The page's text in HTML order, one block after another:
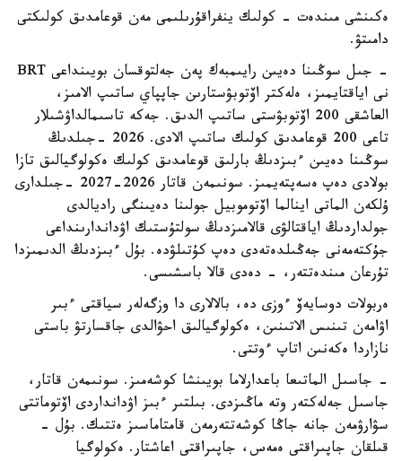
ەكىنشى مىندەت - كولىك ينفراقۇرىلىمى مەن قوعامدىق كولىكتى
دامىتۋ.
- جىل سوڭىنا دەيىن رايىمبەك پەن جەلتوقسان بويىنداعى BRT
نى اياقتايمىز، ەلەكتر اۆتوبۋستارىن جاپپاي ساتىپ الامىز،
العاشقى 200 اۆتوبۋستى ساتىپ الدىق. جەكە تاسىمالداۋشىلار
تاعى 200 قوعامدىق كولىك ساتىپ الادى. 2026 -جىلدىڭ
سوڭىنا دەيىن ءبىزدىڭ بارلىق قوعامدىق كولىك ەكولوگيالىق تازا
بولادى دەپ ەسەپتەيمىز. سونىمەن قاتار 2026-2027 -جىلدارى
ۇلكەن الماتى اينالما اۆتوموبيل جولىنا دەيىنگى راديالدى
جولداردىڭ اياقتالۋى قالامىزدىڭ سولتۇستىك اۋداندارىنداعى
جۇكتەمەنى جەڭىلدەتەدى دەپ كۇتىلۋدە. بۇل ءبىزدىڭ الدىمىزدا
تۇرعان مىندەتتەر، - دەدى قالا باسشىسى.
ەربولات دوسايەۆ ءوزى دە، بالالارى دا وزگەلەر سياقتى ءبىر
اۋامەن تىنىس الاتىنىن، ەكولوگيالىق احۋالدى جاقسارتۋ باستى
نازاردا ەكەنىن اتاپ ءوتتى.
- جاسىل الماتىعا باعدارلاما بويىنشا كوشەمىز. سونىمەن قاتار،
جاسىل جەلەكتەر وتە ماڭىزدى. بىلتىر ءبىز اۋدانداردى اۆتوماتتى
سۋارۋمەن جانە جاڭا كوشەتتەرمەن قامتاماسىز ەتتىك. بۇل -
قىلقان جاپىراقتى ەمەس، جاپىراقتى اعاشتار. ەكولوگيا